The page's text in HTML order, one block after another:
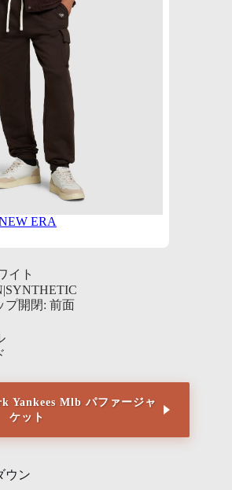
ERA
イト
プ開閉: 前面
Yankees Mlb パファージャ
ケット
ウン